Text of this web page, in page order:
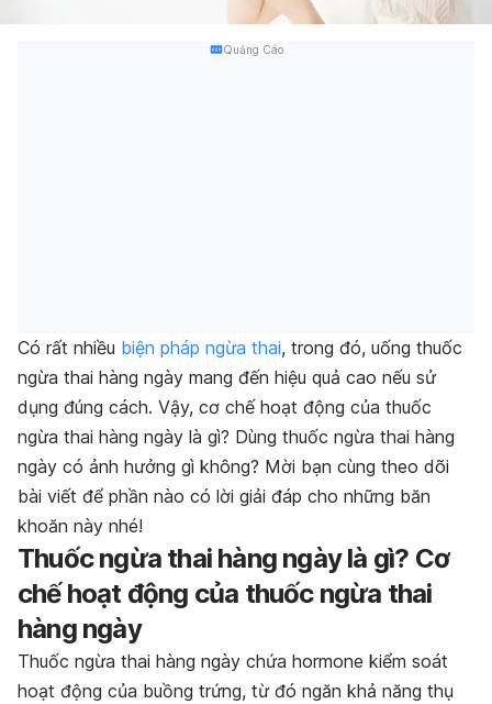
Quảng Cáo
Có rất nhiều biện pháp ngừa thai, trong đó, uống thuốc
ngừa thai hàng ngày mang đến hiệu quả cao nếu sử
dụng đúng cách. Vậy, cơ chế hoạt động của thuốc
ngừa thai hàng ngày là gì? Dùng thuốc ngừa thai hàng
ngày có ảnh hưởng gì không? Mời bạn cùng theo dõi
bài viết để phần nào có lời giải đáp cho những băn
khoăn này nhé!
Thuốc ngừa thai hàng ngày là gì? Cơ
chế hoạt động của thuốc ngừa thai
hàng ngày
Thuốc ngừa thai hàng ngày chứa hormone kiểm soát
hoạt động của buồng trứng, từ đó ngăn khả năng thụ